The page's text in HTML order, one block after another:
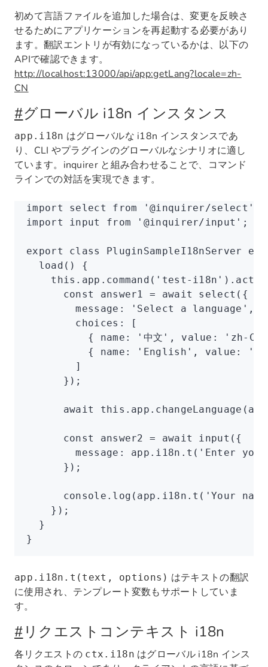
初めて言語ファイルを追加した場合は、変更を反映さ
せるためにアプリケーションを再起動する必要があり
ます。翻訳エントリが有効になっているかは、以下の
APIで確認できます。
http://localhost:13000/api/app:getLang?locale=zh-
CN
#グローバル i18n インスタンス
app.i18n はグローバルな i18n インスタンスであ
り、CLI やプラグインのグローバルなシナリオに適し
ています。inquirer と組み合わせることで、コマンド
ラインでの対話を実現できます。
import select from '@inquirer/select'
import input from '@inquirer/input' ;
export class PluginSampleI18nServer
  load
() {
    this
. app .command ( 'test-i18n' )
      const
answer1 = await select ({
        message
: 'Select a language' ,
        choices
:
[
          { name
: '中文' , value : 'zh-CN'
          { name
: 'English' , value :
        ]
      });
      await
this . app .changeLanguage
      const
answer2 = await input ({
        message
: app . i18n .t ( 'Enter your
      });
      console
.log ( app . i18n .t ( 'Your
    });
  }
}
app.i18n.t(text, options) はテキストの翻訳
に使用され、テンプレート変数もサポートしていま
す。
#リクエストコンテキスト i18n
各リクエストの ctx.i18n はグローバル i18n インス